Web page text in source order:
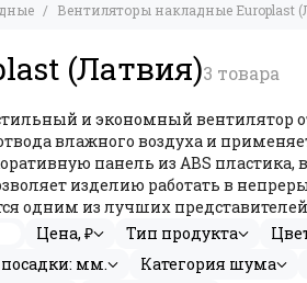
Вентиляторы накладные Europlast
(Латвия)
и экономный вентилятор
влажного воздуха и
панель из ABS
изделию работать в
одним из лучших
Цена, ₽ Тип продукта
мм. Категория шума